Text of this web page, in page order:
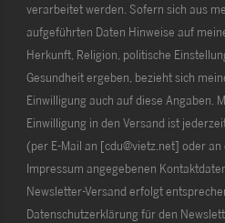
verarbeitet werden. Sofern sich aus
aufgeführten Daten Hinweise auf
Herkunft, Religion, politische
Gesundheit ergeben, bezieht sich
Einwilligung auch auf diese Angaben.
Einwilligung in den Versand ist
(per E-Mail an [cdu@vietz.net] oder an
Impressum angegebenen
Newsletter-Versand erfolgt
Datenschutzerklärung für den